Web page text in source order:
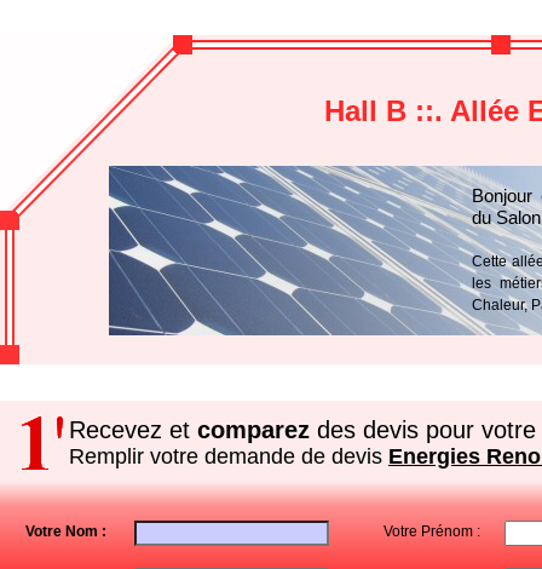
Hall B ::. Allée
Bonjour
du
Cette
les
Chaleur,
Recevez et comparez des devis pour votre
Remplir votre demande de devis Energies
Votre Nom : Votre Prénom :